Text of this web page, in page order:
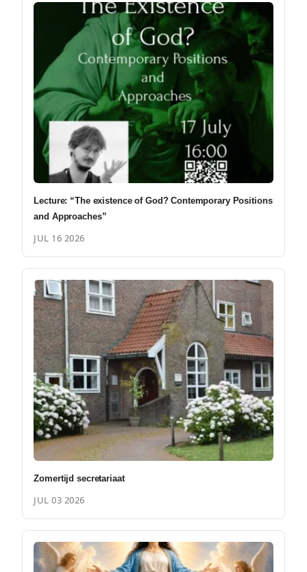
Lecture: “The existence of God? Contemporary Positions
and Approaches”
JUL 16 2026
Zomertijd secretariaat
JUL 03 2026